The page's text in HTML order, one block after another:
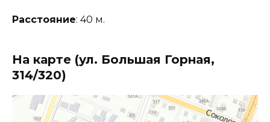
Расстояние: 40 м.
На карте (ул. Большая Горная,
314/320)